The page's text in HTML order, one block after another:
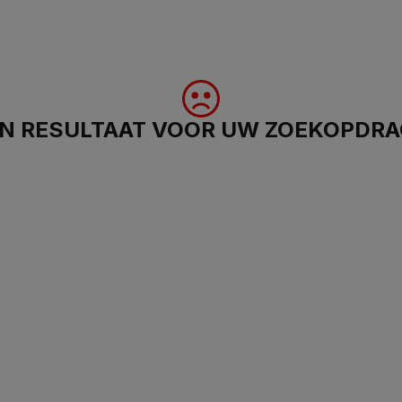
RESULTAAT VOOR UW